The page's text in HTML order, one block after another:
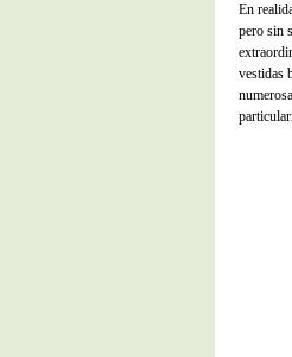
En
pero sin
vestidas